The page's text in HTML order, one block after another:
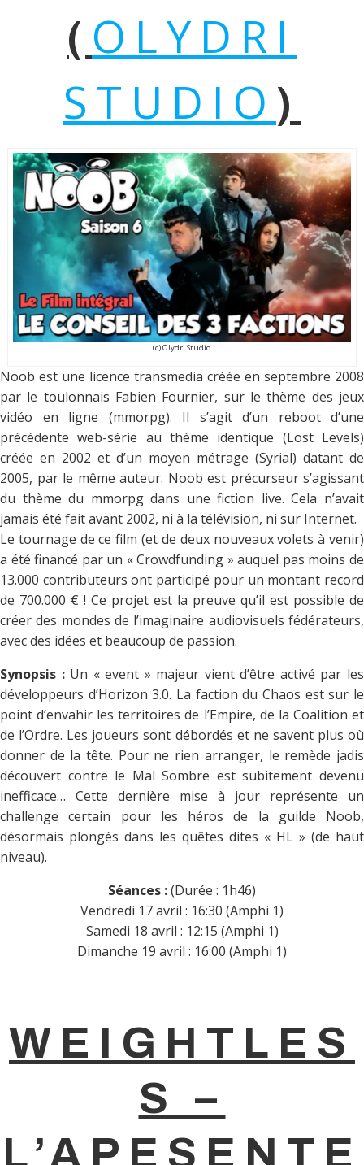
( OLYDRI
STUDIO )
(c) Olydri Studio
Noob est une licence transmedia créée en septembre 2008
par le toulonnais Fabien Fournier, sur le thème des jeux
vidéo en ligne (mmorpg). Il s’agit d’un reboot d’une
précédente web-série au thème identique (Lost Levels)
créée en 2002 et d’un moyen métrage (Syrial) datant de
2005, par le même auteur. Noob est précurseur s’agissant
du thème du mmorpg dans une fiction live. Cela n’avait
jamais été fait avant 2002, ni à la télévision, ni sur Internet.
Le tournage de ce film (et de deux nouveaux volets à venir)
a été financé par un « Crowdfunding » auquel pas moins de
13.000 contributeurs ont participé pour un montant record
de 700.000 € ! Ce projet est la preuve qu’il est possible de
créer des mondes de l’imaginaire audiovisuels fédérateurs,
avec des idées et beaucoup de passion.
Synopsis :Un « event » majeur vient d’être activé par les
développeurs d’Horizon 3.0. La faction du Chaos est sur le
point d’envahir les territoires de l’Empire, de la Coalition et
de l’Ordre. Les joueurs sont débordés et ne savent plus où
donner de la tête. Pour ne rien arranger, le remède jadis
découvert contre le Mal Sombre est subitement devenu
inefficace… Cette dernière mise à jour représente un
challenge certain pour les héros de la guilde Noob,
désormais plongés dans les quêtes dites « HL » (de haut
niveau).
Séances :(Durée : 1h46)
Vendredi 17 avril : 16:30 (Amphi 1)
Samedi 18 avril : 12:15 (Amphi 1)
Dimanche 19 avril : 16:00 (Amphi 1)
WEIGHTLES
S –
L’APESENTE